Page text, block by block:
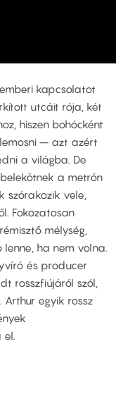
kapcsolatot
utcáit rója, két
hiszen bohócként
– azt azért
a világba. De
a metrón
szórakozik vele,
Fokozatosan
mélység,
lenne, ha nem volna.
és producer
rosszfiújáról szól,
egyik rossz
el.